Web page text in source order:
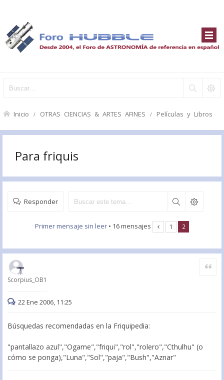
Inicio OTRAS CIENCIAS & ARTES AFINES Películas y Libros
Para friquis
Responder
Primer mensaje sin leer • 16 mensajes 1 2
Scorpius_OB1
Citar
22 Ene 2006, 11:25
Búsquedas recomendadas en la Friquipedia:
"pantallazo azul","Ogame","friqui","rol","rolero","Cthulhu" (o
cómo se ponga),"Luna","Sol","paja","Bush","Aznar"